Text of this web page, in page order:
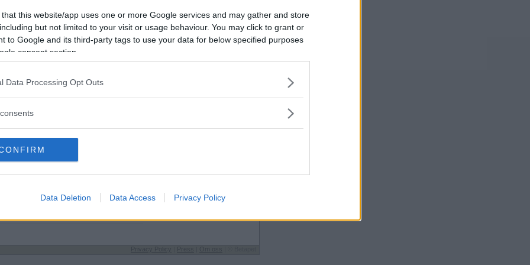
that this website/app uses one or more Google services and may gather and store
but not limited to your visit or usage behaviour. You may click to grant or
to Google and its third-party tags to use your data for below specified purposes
consent section.
Data Processing Opt Outs
Data Deletion Data Access Privacy Policy
Avbrutna
1
Oavgjorda
1
Läser vid univ./högskola
Jag äter
När jag blir påmind
Periodare
O
Vill du bli
medlem?